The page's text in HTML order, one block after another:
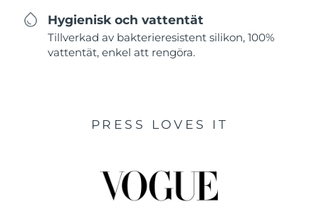
Hygienisk och vattentät
Tillverkad av bakterieresistent silikon, 100%
vattentät, enkel att rengöra.
PRESS LOVES IT